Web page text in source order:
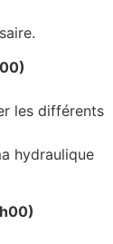
les différents
hydraulique